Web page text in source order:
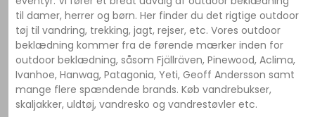
til damer, herrer og børn. Her finder du det rigtige outdoor
tøj til vandring, trekking, jagt, rejser, etc. Vores outdoor
beklædning kommer fra de førende mærker inden for
outdoor beklædning, såsom Fjällräven, Pinewood, Aclima,
Ivanhoe, Hanwag, Patagonia, Yeti, Geoff Andersson samt
mange flere spændende brands. Køb vandrebukser,
skaljakker, uldtøj, vandresko og vandrestøvler etc.